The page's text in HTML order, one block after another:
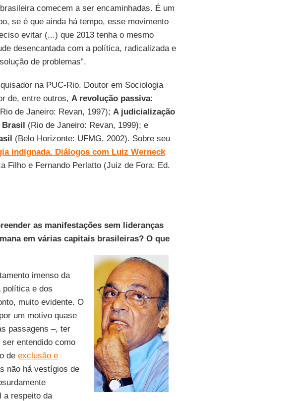
comecem a ser encaminhadas. É um
se é que ainda há tempo, esse movimento
evitar (...) que 2013 tenha o mesmo
desencantada com a política, radicalizada e
de problemas”.
na PUC-Rio. Doutor em Sociologia
de, entre outros, A revolução passiva:
de Janeiro: Revan, 1997); A judicialização
Brasil (Rio de Janeiro: Revan, 1999); e
(Belo Horizonte: UFMG, 2002). Sobre seu
indignada. Diálogos com Luiz Werneck
Filho e Fernando Perlatto (Juiz de Fora: Ed.
as manifestações sem lideranças
em várias capitais brasileiras? O que
imenso da
política e dos
muito evidente. O
um motivo quase
passagens –, ter
entendido como
de exclusão e
não há vestígios de
a respeito da